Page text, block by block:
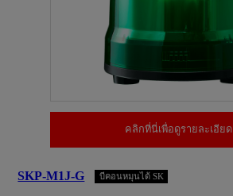
คลิกที่นี่เพื่อดูรายละเอียด
SKP-M1J-G บีคอนหมุนได้ SK